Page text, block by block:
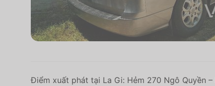
Điểm xuất phát tại La Gi: Hẻm 270 Ngô Quyền –